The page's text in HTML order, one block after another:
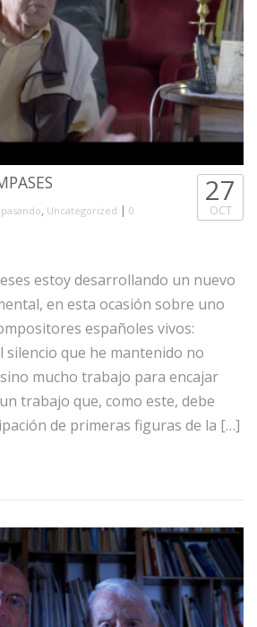
pasando, Uncategorized | 0
27
OCT
estoy desarrollando un nuevo
en esta ocasión sobre uno
españoles vivos:
silencio que he mantenido no
mucho trabajo para encajar
trabajo que, como este, debe
de primeras figuras de la […]